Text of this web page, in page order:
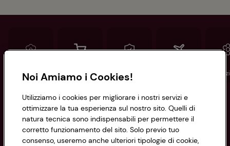
Conad Spesa online Assicurazioni
Informazioni
Privacy Policy
Noi Amiamo i Cookies!
Utilizziamo i cookies per migliorare i nostri servizi e
ottimizzare la tua esperienza sul nostro sito. Quelli di
natura tecnica sono indispensabili per permettere il
corretto funzionamento del sito. Solo previo tuo
consenso, useremo anche ulteriori tipologie di cookie,